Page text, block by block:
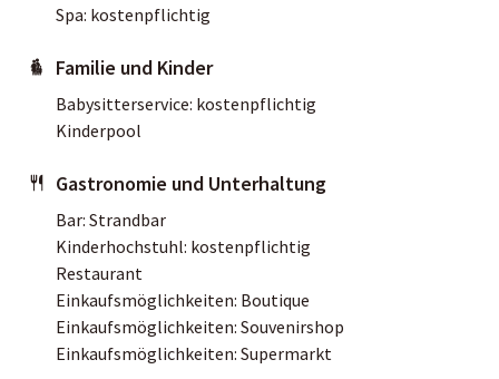
Spa: kostenpflichtig
Familie und Kinder
Babysitterservice: kostenpflichtig
Kinderpool
Gastronomie und Unterhaltung
Bar: Strandbar
Kinderhochstuhl: kostenpflichtig
Restaurant
Einkaufsmöglichkeiten: Boutique
Einkaufsmöglichkeiten: Souvenirshop
Einkaufsmöglichkeiten: Supermarkt